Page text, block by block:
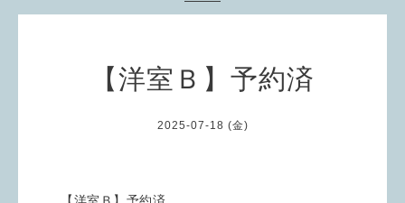
【洋室Ｂ】予約済
2025-07-18 (金)